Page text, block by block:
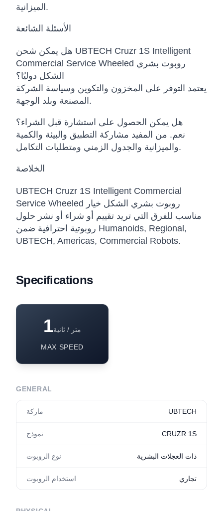
الميزانية.
الأسئلة الشائعة
هل يمكن شحن UBTECH Cruzr 1S Intelligent
Commercial Service Wheeled روبوت بشري
الشكل دوليًا؟
يعتمد التوفر على المخزون والتكوين وسياسة الشركة
المصنعة وبلد الوجهة.
هل يمكن الحصول على استشارة قبل الشراء؟
نعم. من المفيد مشاركة التطبيق والبيئة والكمية
والميزانية والجدول الزمني ومتطلبات التكامل.
الخلاصة
UBTECH Cruzr 1S Intelligent Commercial
Service Wheeled روبوت بشري الشكل خيار
مناسب للفرق التي تريد تقييم أو شراء أو نشر حلول
روبوتية احترافية ضمن Humanoids, Regional,
UBTECH, Americas, Commercial Robots.
Specifications
1متر / ثانية
MAX SPEED
GENERAL
ماركة UBTECH
نموذج CRUZR 1S
نوع الروبوت ذات العجلات البشرية
استخدام الروبوت تجاري